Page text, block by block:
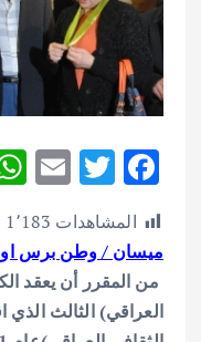
F
ac
e
b
o
T
w
it
te
r
E
m
ai
l
المشاهدات 1٬183
ميسان / وطن برس
من المقرر أن يعقد
العراقي) الثالث